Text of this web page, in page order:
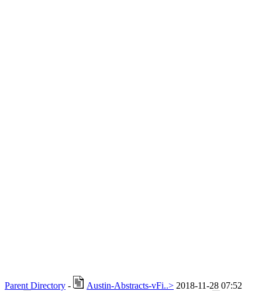
Parent Directory - Austin-Abstracts-vFi..> 2018-11-28 07:52